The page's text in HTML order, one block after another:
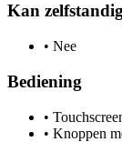
Kan
• Nee
Bediening
•
• Knoppen